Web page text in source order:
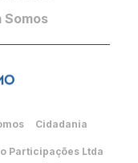
Somos
Cidadania
Participações Ltda